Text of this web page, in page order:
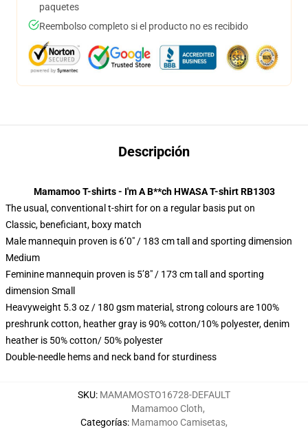
paquetes
Reembolso completo si el producto no es recibido
Descripción
Mamamoo T-shirts - I'm A B**ch HWASA T-shirt RB1303
The usual, conventional t-shirt for on a regular basis put on
Classic, beneficiant, boxy match
Male mannequin proven is 6’0″ / 183 cm tall and sporting dimension
Medium
Feminine mannequin proven is 5’8″ / 173 cm tall and sporting
dimension Small
Heavyweight 5.3 oz / 180 gsm material, strong colours are 100%
preshrunk cotton, heather gray is 90% cotton/10% polyester, denim
heather is 50% cotton/ 50% polyester
Double-needle hems and neck band for sturdiness
SKU: MAMAMOSTO16728-DEFAULT
Categorías:
Mamamoo Cloth,
Mamamoo Camisetas,